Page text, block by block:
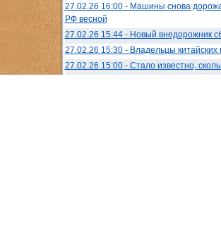
27.02.26 16:00 - Машины снова
РФ весной
27.02.26 15:44 - Новый внедорожник
27.02.26 15:30 - Владельцы
27.02.26 15:00 - Стало известно,